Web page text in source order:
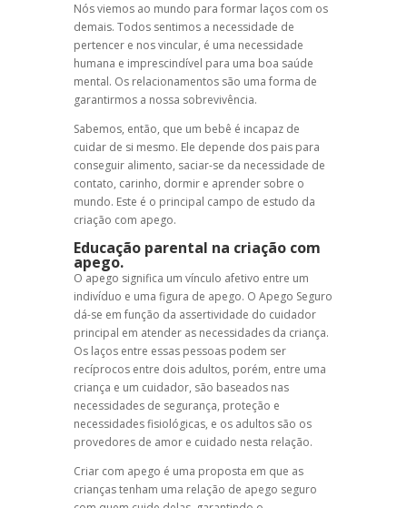
Nós viemos ao mundo para formar laços com os
demais. Todos sentimos a necessidade de
pertencer e nos vincular, é uma necessidade
humana e imprescindível para uma boa saúde
mental. Os relacionamentos são uma forma de
garantirmos a nossa sobrevivência.
Sabemos, então, que um bebê é incapaz de
cuidar de si mesmo. Ele depende dos pais para
conseguir alimento, saciar-se da necessidade de
contato, carinho, dormir e aprender sobre o
mundo. Este é o principal campo de estudo da
criação com apego.
Educação parental na criação com
apego.
O apego significa um vínculo afetivo entre um
indivíduo e uma figura de apego. O Apego Seguro
dá-se em função da assertividade do cuidador
principal em atender as necessidades da criança.
Os laços entre essas pessoas podem ser
recíprocos entre dois adultos, porém, entre uma
criança e um cuidador, são baseados nas
necessidades de segurança, proteção e
necessidades fisiológicas, e os adultos são os
provedores de amor e cuidado nesta relação.
Criar com apego é uma proposta em que as
crianças tenham uma relação de apego seguro